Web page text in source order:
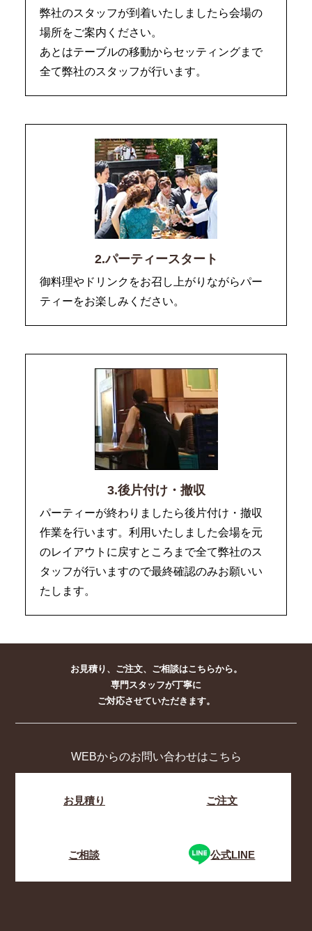
弊社のスタッフが到着いたしましたら会場の
場所をご案内ください。
あとはテーブルの移動からセッティングまで
全て弊社のスタッフが行います。
2.パーティースタート
御料理やドリンクをお召し上がりながらパー
ティーをお楽しみください。
3.後片付け・撤収
パーティーが終わりましたら後片付け・撤収
作業を行います。利用いたしました会場を元
のレイアウトに戻すところまで全て弊社のス
タッフが行いますので最終確認のみお願いい
たします。
お見積り、ご注文、ご相談はこちらから。
専門スタッフが丁寧に
ご対応させていただきます。
WEBからのお問い合わせはこちら
お見積り ご注文
ご相談 公式LINE